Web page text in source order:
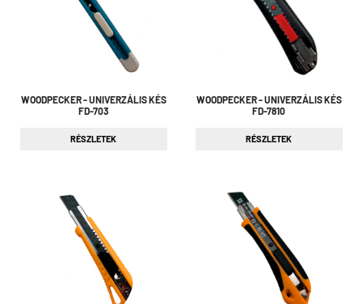
WOODPECKER - UNIVERZÁLIS KÉS
FD-703
RÉSZLETEK
WOODPECKER - UNIVERZÁLIS KÉS
FD-7810
RÉSZLETEK